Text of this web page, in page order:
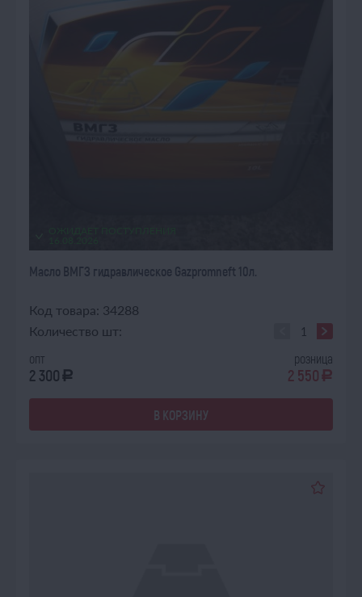
Масло ВМГЗ гидравлическое Gazpromneft 10л.
Код товара: 34288
Количество шт:
опт
2 300 a
розница
2 550 a
В КОРЗИНУ